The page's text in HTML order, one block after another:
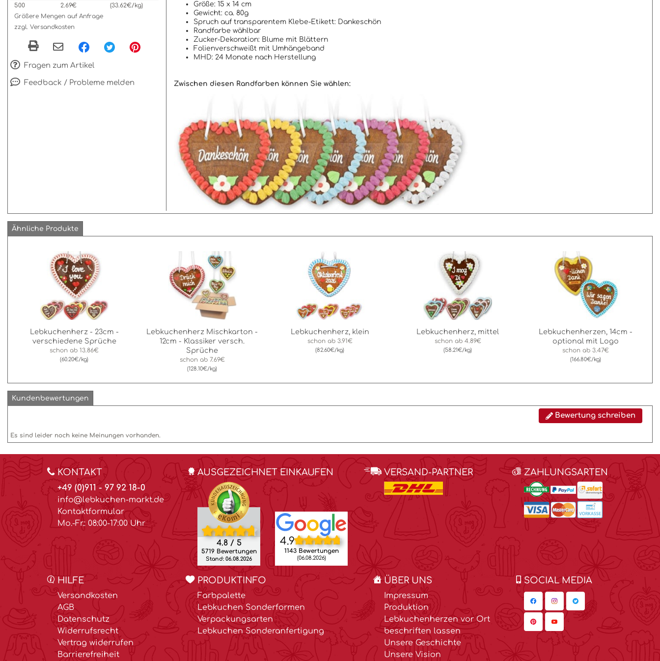
500
2.69€
(33.62€/kg)
Größere Mengen auf Anfrage
zzgl. Versandkosten
Fragen zum Artikel
Feedback / Probleme melden
Größe: 15 x 14 cm
Gewicht: ca. 80g
Spruch auf transparentem Klebe-Etikett: Dankeschön
Randfarbe wählbar
Zucker-Dekoration: Blume mit Blättern
Folienverschweißt mit Umhängeband
MHD: 24 Monate nach Herstellung
Zwischen diesen Randfarben können Sie wählen:
Ähnliche Produkte
Lebkuchenherz - 23cm -
verschiedene Sprüche
schon ab13.86€
(60.20€/kg)
Lebkuchenherz Mischkarton -
12cm - Klassiker versch.
Sprüche
schon ab 7.69€
(128.10€/kg)
Lebkuchenherz, klein
schon ab 3.91€
(82.60€/kg)
Lebkuchenherz, mittel
schon ab 4.89€
(58.21€/kg)
Lebkuchenherzen, 14cm -
optional mit Logo
schon ab3.47€
(166.80€/kg)
Kundenbewertungen
Bewertung schreiben
Es sind leider noch keine Meinungen vorhanden.
KONTAKT
+49 (0)911 - 97 92 18-0
info@lebkuchen-markt.de
Kontaktformular
Mo.-Fr.: 08:00-17:00 Uhr
AUSGEZEICHNET EINKAUFEN
4.8 / 5
5719 Bewertungen
Stand: 06.08.2026
4.9
1143 Bewertungen
(06.08.2026)
VERSAND-PARTNER ZAHLUNGSARTEN
HILFE
Versandkosten
AGB
Datenschutz
Widerrufsrecht
Vertrag widerrufen
Barrierefreiheit
PRODUKTINFO
Farbpalette
Lebkuchen Sonderformen
Verpackungsarten
Lebkuchen Sonderanfertigung
ÜBER UNS
Impressum
Produktion
Lebkuchenherzen vor Ort
beschriften lassen
Unsere Geschichte
Unsere Vision
SOCIAL MEDIA